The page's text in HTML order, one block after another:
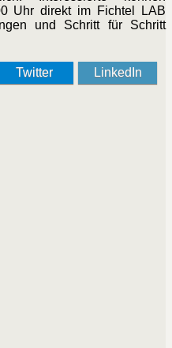
Uhr direkt im Fichtel LAB
und Schritt für Schritt
Twitter LinkedIn